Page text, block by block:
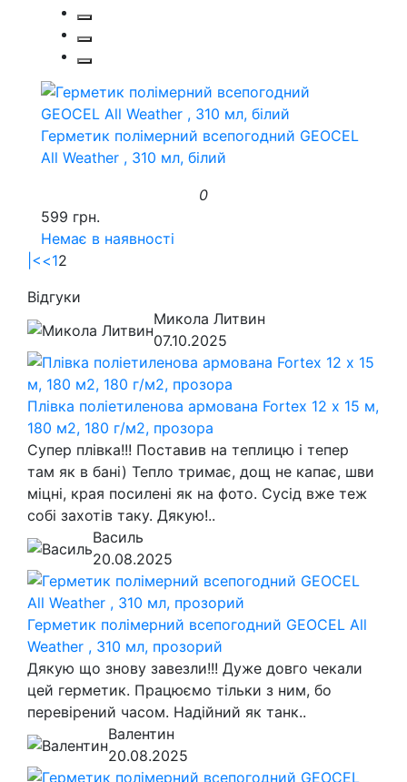
Герметик полімерний всепогодний GEOCEL
All Weather , 310 мл, білий
0
599 грн.
Немає в наявності
|<<12
Відгуки
Микола Литвин
07.10.2025
Плівка поліетиленова армована Fortex 12 х 15 м,
180 м2, 180 г/м2, прозора
Супер плівка!!! Поставив на теплицю і тепер
там як в бані) Тепло тримає, дощ не капає, шви
міцні, края посилені як на фото. Сусід вже теж
собі захотів таку. Дякую!..
Василь
20.08.2025
Герметик полімерний всепогодний GEOCEL All
Weather , 310 мл, прозорий
Дякую що знову завезли!!! Дуже довго чекали
цей герметик. Працюємо тільки з ним, бо
перевірений часом. Надійний як танк..
Валентин
20.08.2025